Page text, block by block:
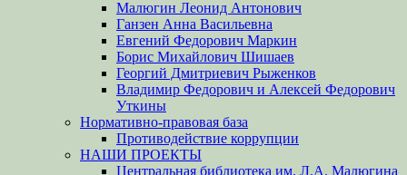
Малюгин Леонид Антонович
Ганзен Анна Васильевна
Евгений Федорович Маркин
Борис Михайлович Шишаев
Георгий Дмитриевич Рыженков
Владимир Федорович и Алексей Федорович
Уткины
Нормативно-правовая база
Противодействие коррупции
НАШИ ПРОЕКТЫ
Центральная библиотека им. Л.А. Малюгина